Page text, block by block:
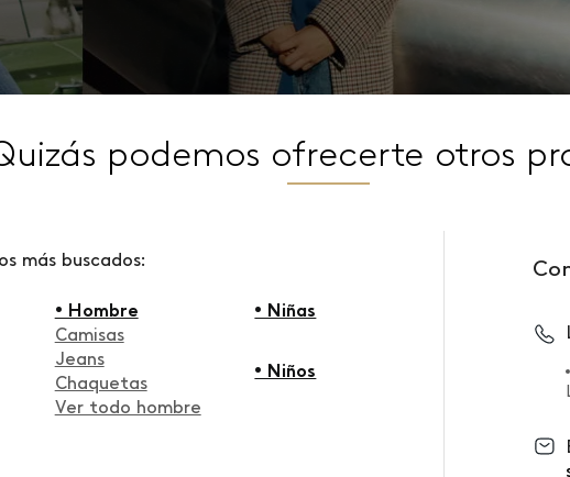
podemos ofrecerte otros
más buscados:
• Hombre
Camisas
Jeans
Chaquetas
Ver todo hombre
• Niñas
• Niños